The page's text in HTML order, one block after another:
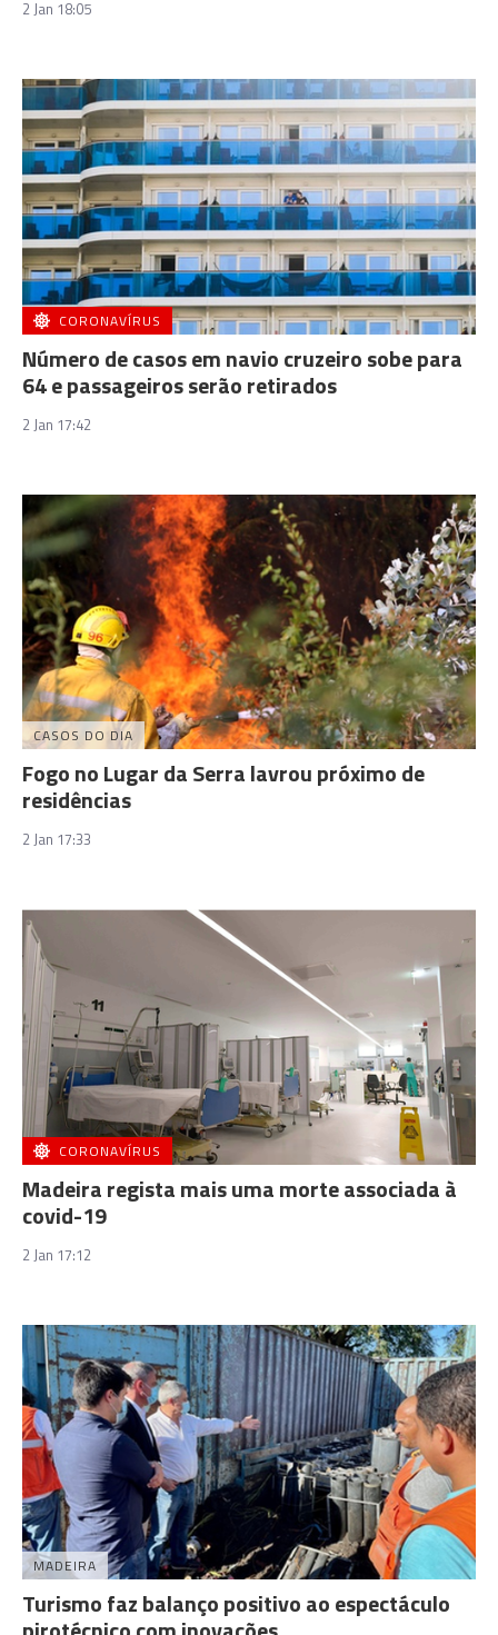
2 Jan 18:05
CORONAVÍRUS
Número de casos em navio cruzeiro sobe para
64 e passageiros serão retirados
2 Jan 17:42
CASOS DO DIA
Fogo no Lugar da Serra lavrou próximo de
residências
2 Jan 17:33
CORONAVÍRUS
Madeira regista mais uma morte associada à
covid-19
2 Jan 17:12
MADEIRA
Turismo faz balanço positivo ao espectáculo